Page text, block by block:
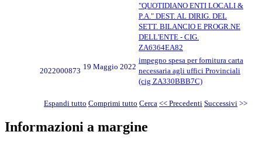
"QUOTIDIANO ENTI LOCALI &
P.A." DEST. AL DIRIG. DEL
SETT. BILANCIO E PROGR.NE
DELL'ENTE - CIG.
ZA6364EA82
2022000873 19 Maggio 2022
impegno spesa per fornitura carta
necessaria agli uffici Provinciali
(cig ZA330BBB7C)
Espandi tutto Comprimi tutto Cerca << Precedenti Successivi >>
Informazioni a margine